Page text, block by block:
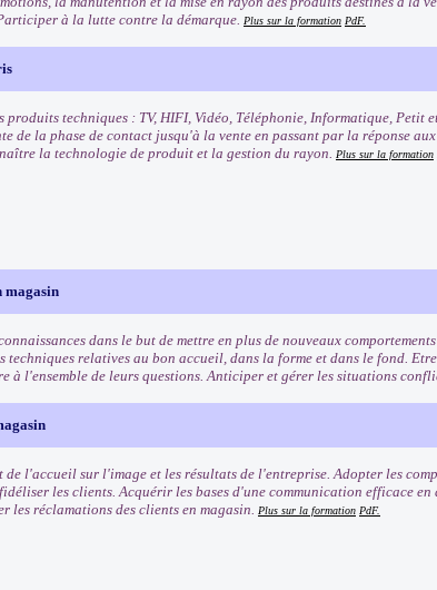
à la lutte contre la démarque. Plus sur la formation PdF.
produits techniques : TV, HIFI, Vidéo, Téléphonie, Informatique, Petit
de la phase de contact jusqu'à la vente en passant par la réponse
la technologie de produit et la gestion du rayon. Plus sur la formation
magasin
dans le but de mettre en plus de nouveaux
relatives au bon accueil, dans la forme et dans le fond.
à l'ensemble de leurs questions. Anticiper et gérer les situations
de l'accueil sur l'image et les résultats de l'entreprise. Adopter les
les clients. Acquérir les bases d'une communication efficace en
les réclamations des clients en magasin. Plus sur la formation PdF.